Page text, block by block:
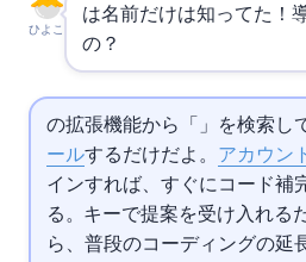
ひよこ
Copilotは名前だけは知ってた
の？
の拡張機能から「 」を検索し
ールするだけだよ。 アカウン
インすれば、すぐにコード補
る。Tabキーで提案を受け入れる
ら、普段のコーディングの延